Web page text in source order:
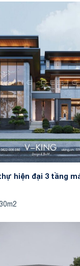
hiện đại 3 tầng